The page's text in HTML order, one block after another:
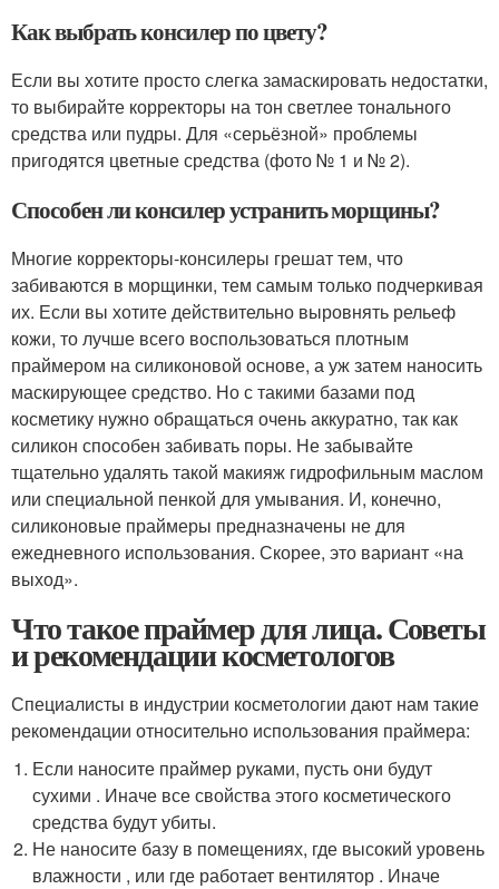
Как выбрать консилер по цвету?
Если вы хотите просто слегка замаскировать недостатки,
то выбирайте корректоры на тон светлее тонального
средства или пудры. Для «серьёзной» проблемы
пригодятся цветные средства (фото № 1 и № 2).
Способен ли консилер устранить морщины?
Многие корректоры-консилеры грешат тем, что
забиваются в морщинки, тем самым только подчеркивая
их. Если вы хотите действительно выровнять рельеф
кожи, то лучше всего воспользоваться плотным
праймером на силиконовой основе, а уж затем наносить
маскирующее средство. Но с такими базами под
косметику нужно обращаться очень аккуратно, так как
силикон способен забивать поры. Не забывайте
тщательно удалять такой макияж гидрофильным маслом
или специальной пенкой для умывания. И, конечно,
силиконовые праймеры предназначены не для
ежедневного использования. Скорее, это вариант «на
выход».
Что такое праймер для лица. Советы
и рекомендации косметологов
Специалисты в индустрии косметологии дают нам такие
рекомендации относительно использования праймера:
Если наносите праймер руками, пусть они будут
сухими . Иначе все свойства этого косметического
средства будут убиты.
Не наносите базу в помещениях, где высокий уровень
влажности , или где работает вентилятор . Иначе